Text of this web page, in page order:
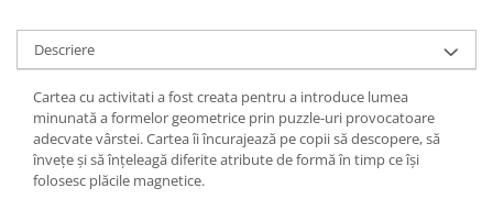
Descriere
Cartea cu activitati a fost creata pentru a introduce lumea
minunată a formelor geometrice prin puzzle-uri provocatoare
adecvate vârstei. Cartea îi încurajează pe copii să descopere, să
învețe și să înțeleagă diferite atribute de formă în timp ce își
folosesc plăcile magnetice.